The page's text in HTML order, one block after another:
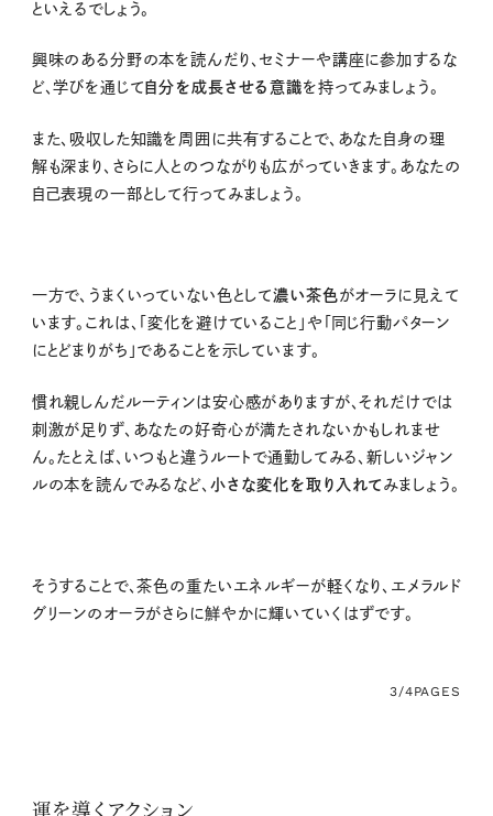
といえるでしょう。
興味のある分野の本を読んだり、セミナーや講座に参加するな
ど、学びを通じて 自分を成長させる意識を持ってみましょう。
また、吸収した知識を周囲に共有することで、あなた自身の理
解も深まり、さらに人とのつながりも広がっていきます。あなたの
自己表現の一部として行ってみましょう。
一方で、うまくいっていない色として濃い茶色がオーラに見えて
います。これは、「変化を避けていること」や「同じ行動パターン
にとどまりがち」であることを示しています。
慣れ親しんだルーティンは安心感がありますが、それだけでは
刺激が足りず、あなたの好奇心が満たされないかもしれませ
ん。たとえば、いつもと違うルートで通勤してみる、新しいジャン
ルの本を読んでみるなど、 小さな変化を取り入れてみましょう。
そうすることで、茶色の重たいエネルギーが軽くなり、エメラルド
グリーンのオーラがさらに鮮やかに輝いていくはずです。
3/4PAGES
運を導くアクション